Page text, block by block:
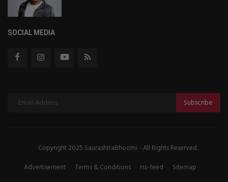
SOCIAL MEDIA
Subscribe
Copyright 2025 SaurashtraBhoomi - All Rights Reserved.
Advertisement
Terms & Conditions rss-feed
Sitemap